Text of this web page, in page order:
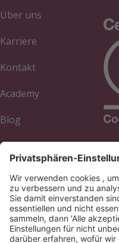
Über uns
Karriere
Kontakt
Academy
Blog
Impressum
Cookies verwalten
Datenschutzerklärung
© 2017-2026 Webgains. Alle
Webgains ist ein Unternehmen der